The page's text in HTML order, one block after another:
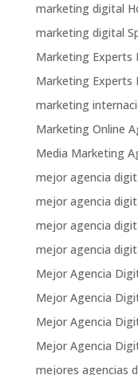
marketing digital
marketing digital
Marketing Experts
Marketing Experts
marketing
Marketing Online
Media Marketing
mejor agencia
mejor agencia
mejor agencia
mejor agencia
Mejor Agencia
Mejor Agencia
Mejor Agencia
Mejor Agencia
mejores agencias